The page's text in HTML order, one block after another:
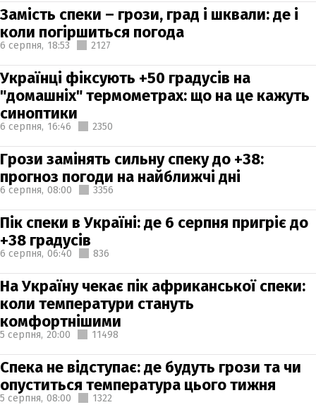
Замість спеки – грози, град і шквали: де і
коли погіршиться погода
6 серпня, 18:53 2127
Українці фіксують +50 градусів на
"домашніх" термометрах: що на це кажуть
синоптики
6 серпня, 16:46 2350
Грози замінять сильну спеку до +38:
прогноз погоди на найближчі дні
6 серпня, 08:00 3356
Пік спеки в Україні: де 6 серпня пригріє до
+38 градусів
6 серпня, 06:40 836
На Україну чекає пік африканської спеки:
коли температури стануть
комфортнішими
5 серпня, 20:00 11498
Спека не відступає: де будуть грози та чи
опуститься температура цього тижня
5 серпня, 08:00 1322